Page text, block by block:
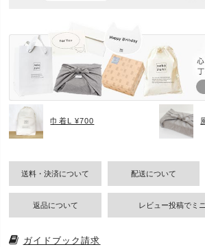
巾着L ¥700
送料・決済について 配送について
返品について レビュー投稿でミ
ガイドブック請求